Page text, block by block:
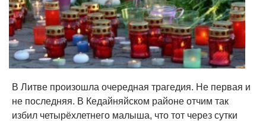
В Литве произошла очередная трагедия. Не первая и
не последняя. В Кедайняйском районе отчим так
избил четырёхлетнего малыша, что тот через сутки